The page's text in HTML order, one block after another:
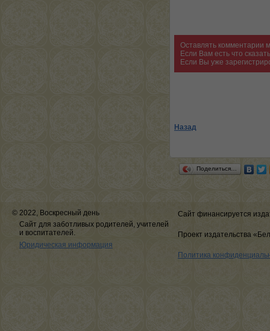
Оставлять комментарии
Если Вам есть что
Если Вы уже
Назад
Поделиться…
© 2022, Воскресный день
Сайт для заботливых родителей, учителей
и воспитателей.
Юридическая информация
Сайт финансируется
Проект издательства
Политика